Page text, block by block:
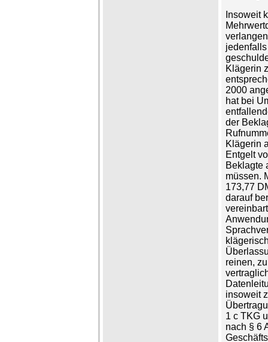
Insoweit
Klägerin
2000
hat bei
der
Klägerin
Entgelt
Beklagte
müssen.
173,77
darauf
reinen,
insoweit
1 c TKG
nach § 6